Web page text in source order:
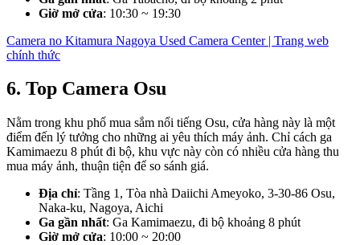
Giờ mở cửa: 10:30 ~ 19:30
Camera no Kitamura Nagoya Used Camera Center | Trang web
chính thức
6. Top Camera Osu
Nằm trong khu phố mua sắm nổi tiếng Osu, cửa hàng này là một
điểm đến lý tưởng cho những ai yêu thích máy ảnh. Chỉ cách ga
Kamimaezu 8 phút đi bộ, khu vực này còn có nhiều cửa hàng thu
mua máy ảnh, thuận tiện để so sánh giá.
Địa chỉ: Tầng 1, Tòa nhà Daiichi Ameyoko, 3-30-86 Osu,
Naka-ku, Nagoya, Aichi
Ga gần nhất: Ga Kamimaezu, đi bộ khoảng 8 phút
Giờ mở cửa: 10:00 ~ 20:00